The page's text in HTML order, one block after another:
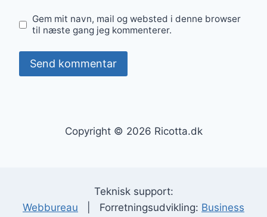
Gem mit navn, mail og websted i denne browser
til næste gang jeg kommenterer.
Copyright © 2026 Ricotta.dk
Teknisk support:
Webbureau | Forretningsudvikling: Business